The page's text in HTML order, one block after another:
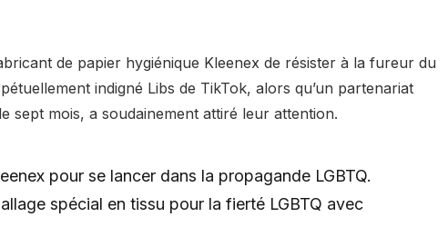
de papier hygiénique Kleenex de résister à la fureur du
indigné Libs de TikTok, alors qu’un partenariat
sept mois, a soudainement attiré leur attention.
pour se lancer dans la propagande LGBTQ.
spécial en tissu pour la fierté LGBTQ avec